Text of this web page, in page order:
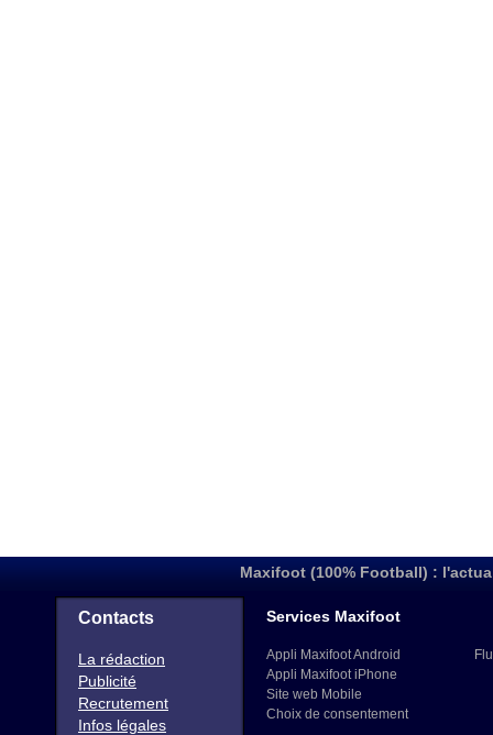
Maxifoot (100% Football) :
Contacts
La rédaction
Publicité
Recrutement
Infos légales
Services Maxifoot
Appli Maxifoot Android
Appli Maxifoot iPhone
Site web Mobile
Choix de consentement